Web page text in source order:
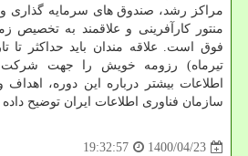
مراکز رشد، صندوق های سرمایه گذاری
منتور کارآفرینی و علاقمند به تخصیص
تیرماه) رزومه خویش را جهت شرکت
اطلاعات بیشتر درباره این دوره،
سازمان فناوری اطلاعات ایران توضیح
1400/04/23
19:32:57